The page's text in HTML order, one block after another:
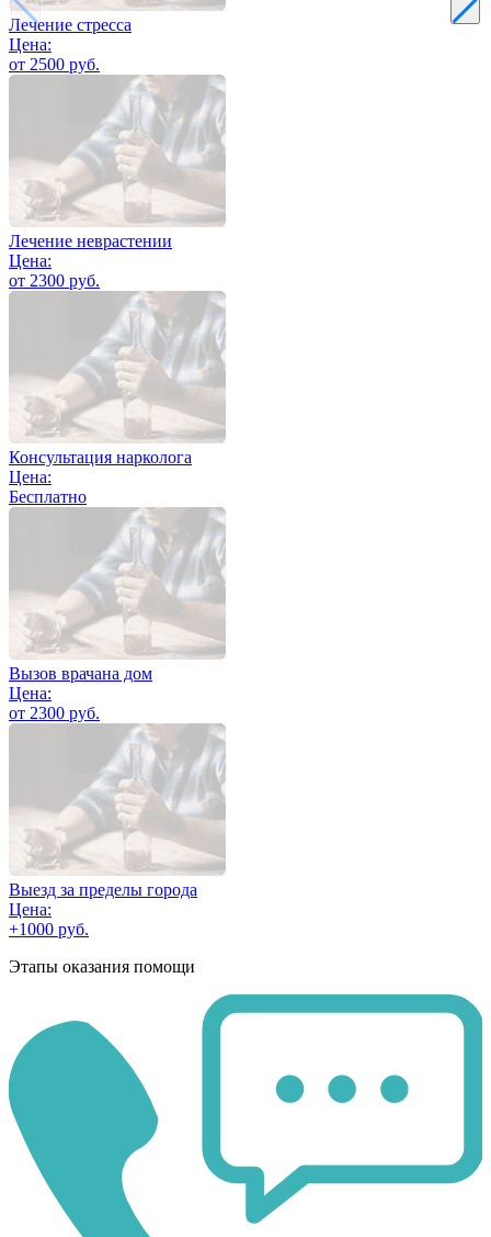
Лечение стресса
Цена:
от 2500 руб.
Лечение неврастении
Цена:
от 2300 руб.
Консультация нарколога
Цена:
Бесплатно
Вызов врачана дом
Цена:
от 2300 руб.
Выезд за пределы города
Цена:
+1000 руб.
Этапы оказания помощи